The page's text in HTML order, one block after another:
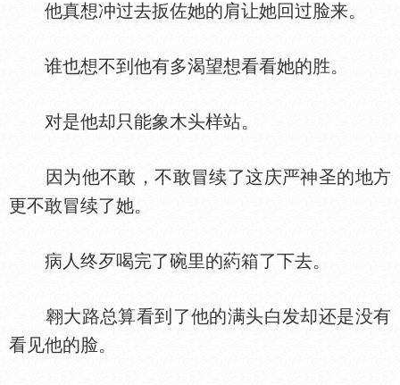
他真想冲过去扳佐她的肩让她回过脸来。
谁也想不到他有多渴望想看看她的胜。
对是他却只能象木头样站。
因为他不敢，不敢冒续了这庆严神圣的地方
更不敢冒续了她。
病人终歹喝完了碗里的葯箱了下去。
翱大路总算看到了他的满头白发却还是没有
看见他的脸。